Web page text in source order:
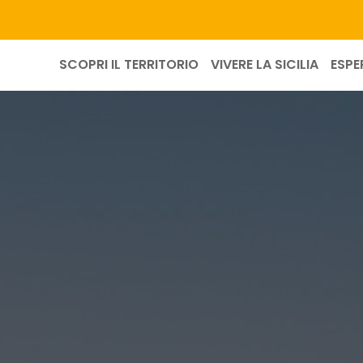
SCOPRI IL TERRITORIO VIVERE LA SICILIA